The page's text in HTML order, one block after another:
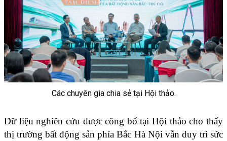
Các chuyên gia chia sẻ tại Hội thảo.
Dữ liệu nghiên cứu được công bố tại Hội thảo cho thấy
thị trường bất động sản phía Bắc Hà Nội vẫn duy trì sức